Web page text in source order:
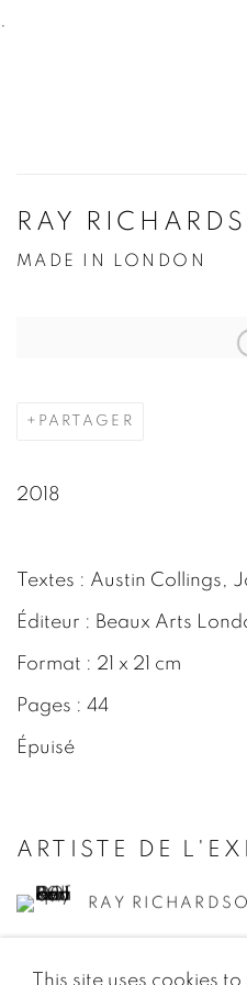
.
RAY
MADE IN LONDON
Open a larger version
PARTAGER
2018
Textes : Austin Collings,
Éditeur : Beaux Arts
Format : 21 x 21 cm
Pages : 44
Épuisé
ARTISTE DE
RAY
This site uses cookies